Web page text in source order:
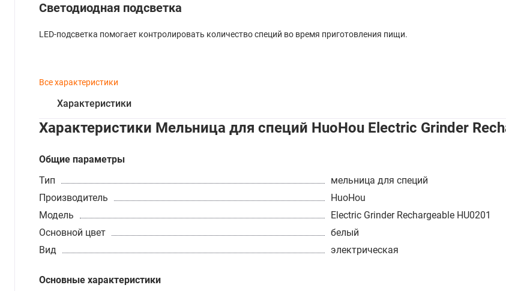
Светодиодная подсветка
LED-подсветка помогает контролировать количество специй во время приготовления пищи.
Все характеристики
Характеристики
Характеристики Мельница для специй HuoHou Electric Grinder
Общие параметры
Тип
мельница для специй
Производитель
HuoHou
Модель
Electric Grinder Rechargeable HU0201
Основной цвет
белый
Вид
электрическая
Основные характеристики